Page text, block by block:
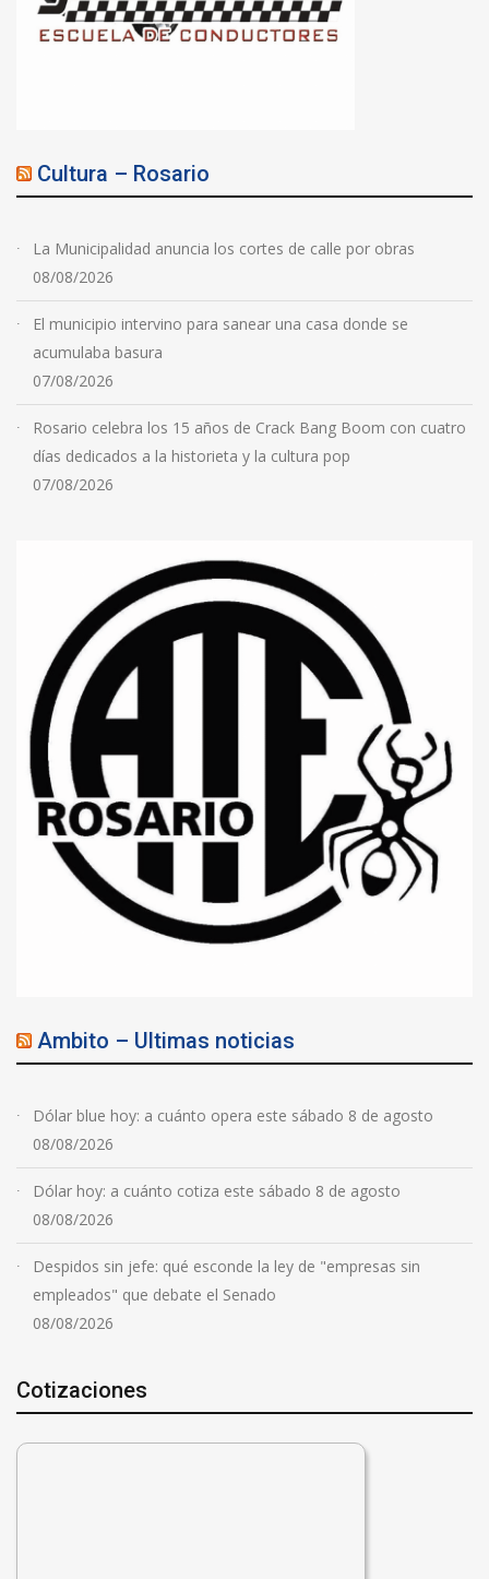
Cultura – Rosario
La Municipalidad anuncia los cortes de calle por obras
08/08/2026
El municipio intervino para sanear una casa donde se
acumulaba basura
07/08/2026
Rosario celebra los 15 años de Crack Bang Boom con cuatro
días dedicados a la historieta y la cultura pop
07/08/2026
Ambito – Ultimas noticias
Dólar blue hoy: a cuánto opera este sábado 8 de agosto
08/08/2026
Dólar hoy: a cuánto cotiza este sábado 8 de agosto
08/08/2026
Despidos sin jefe: qué esconde la ley de "empresas sin
empleados" que debate el Senado
08/08/2026
Cotizaciones